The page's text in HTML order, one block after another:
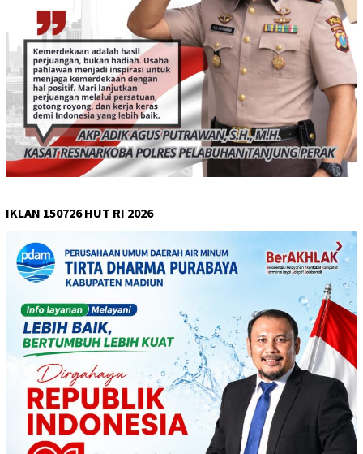
IKLAN 150726 HUT RI 2026